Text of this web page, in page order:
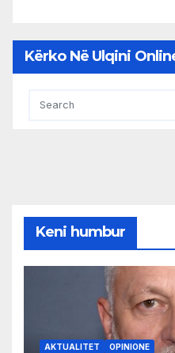
Kërko Në Ulqini
Keni humbur
AKTUALITET OPINIONE